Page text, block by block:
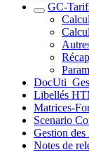
GC-
Libellés
Matrices-
Scenario
Gestion
Notes de